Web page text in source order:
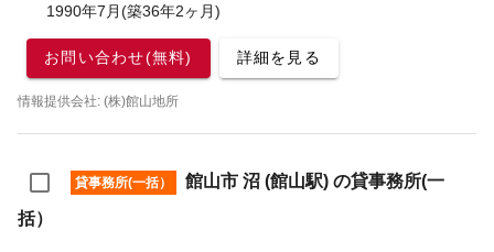
1990年7月(築36年2ヶ月)
お問い合わせ(無料) 詳細を見る
情報提供会社: (株)館山地所
貸事務所(一括）
館山市 沼 (館山駅) の貸事務所(一
括）